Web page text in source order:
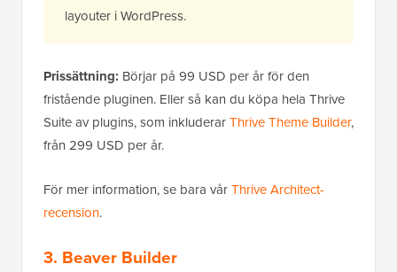
layouter i WordPress.
Prissättning: Börjar på 99 USD per år för den
fristående pluginen. Eller så kan du köpa hela Thrive
Suite av plugins, som inkluderarThrive Theme Builder,
från 299 USD per år.
För mer information, se bara vårThrive Architect-
recension.
3. Beaver Builder